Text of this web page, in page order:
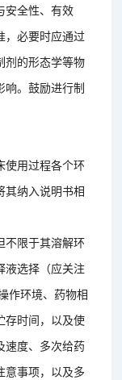
安全性、有效
，必要时应通过
剂的形态学等物
响。鼓励进行制
使用过程各个环
其纳入说明书相
不限于其溶解环
液选择（应关注
作环境、药物相
存时间，以及使
速度、多次给药
意事项，以及多